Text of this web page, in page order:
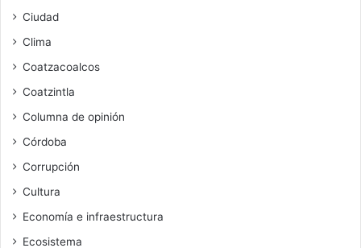
Ciudad
Clima
Coatzacoalcos
Coatzintla
Columna de opinión
Córdoba
Corrupción
Cultura
Economía e infraestructura
Ecosistema